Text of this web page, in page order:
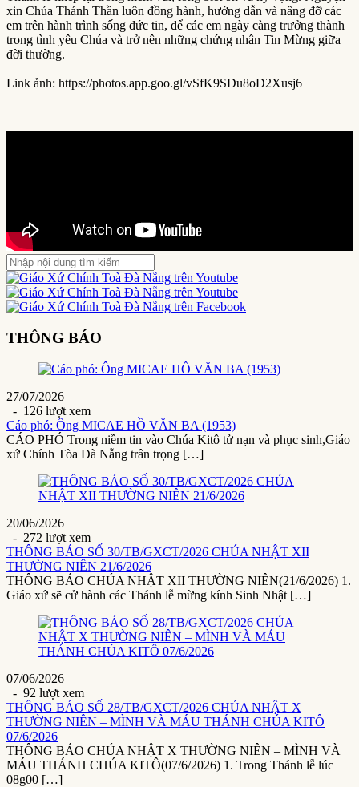
xin Chúa Thánh Thần luôn đồng hành, hướng dẫn và nâng đỡ các
em trên hành trình sống đức tin, để các em ngày càng trưởng thành
trong tình yêu Chúa và trở nên những chứng nhân Tin Mừng giữa
đời thường.
Link ảnh: https://photos.app.goo.gl/vSfK9SDu8oD2Xusj6
THÔNG BÁO
27/07/2026
- 126 lượt xem
Cáo phó: Ông MICAE HỒ VĂN BA (1953)
CÁO PHÓ Trong niềm tin vào Chúa Kitô tử nạn và phục sinh,Giáo
xứ Chính Tòa Đà Nẵng trân trọng […]
20/06/2026
- 272 lượt xem
THÔNG BÁO SỐ 30/TB/GXCT/2026 CHÚA NHẬT XII
THƯỜNG NIÊN 21/6/2026
THÔNG BÁO CHÚA NHẬT XII THƯỜNG NIÊN(21/6/2026) 1.
Giáo xứ sẽ cử hành các Thánh lễ mừng kính Sinh Nhật […]
07/06/2026
- 92 lượt xem
THÔNG BÁO SỐ 28/TB/GXCT/2026 CHÚA NHẬT X
THƯỜNG NIÊN – MÌNH VÀ MÁU THÁNH CHÚA KITÔ
07/6/2026
THÔNG BÁO CHÚA NHẬT X THƯỜNG NIÊN – MÌNH VÀ
MÁU THÁNH CHÚA KITÔ(07/6/2026) 1. Trong Thánh lễ lúc
08g00 […]